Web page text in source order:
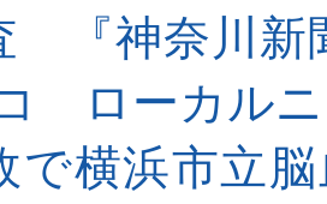
『神奈川
ローカル
で横浜市立